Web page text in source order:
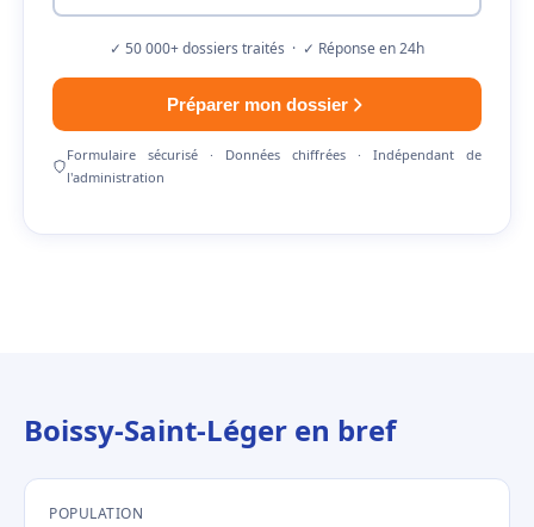
✓ 50 000+ dossiers traités · ✓ Réponse en 24h
Préparer mon dossier
Formulaire sécurisé · Données chiffrées · Indépendant de
l'administration
Boissy-Saint-Léger en bref
POPULATION